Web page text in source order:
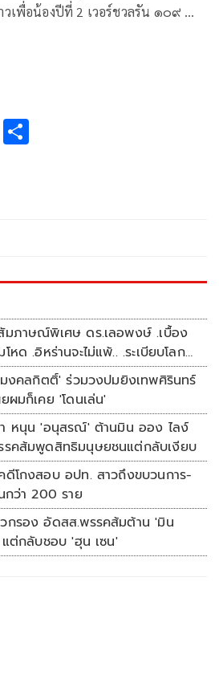
วเพื่อน้องปีที่ 2 เวอร์ชวลรัน ๑๐๙ คำ
Li
มภาษณ์พิเศษ ดร.เลอพงษ์ .เบื้อง
หด .อิหร่านจะไม่แพ้.. .ระเบียบโลก
นออกกลาง…. | อิสรภาพแห่งความ
าญ รอดเพชร
งคลกิตติ์' ร่วมวงปมยิงเทพศิรินทร์
ผมก็เคย 'โดนเล่น'
หนุน 'อนุสรณ์' ต้านมิน ออง ไลง์
รคส้มพูดสิทธิมนุษยชนแต่กลับเงียบ
ดีโกงสอบ อปท. สาวถึงขบวนการ-
กว่า 200 ราย
กรอง อัดสส.พรรคส้มต้าน 'มิน
ต่กลับชอบ 'ฮุน เซน'